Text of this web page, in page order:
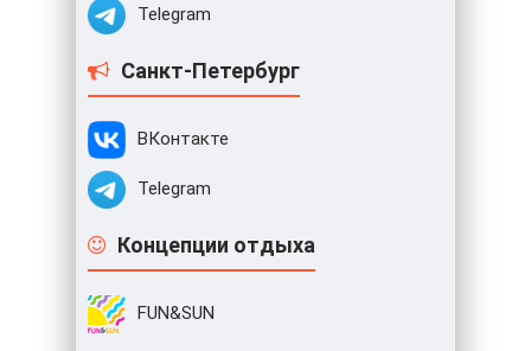
Telegram
Санкт-Петербург
ВКонтакте
Telegram
Концепции отдыха
FUN&SUN